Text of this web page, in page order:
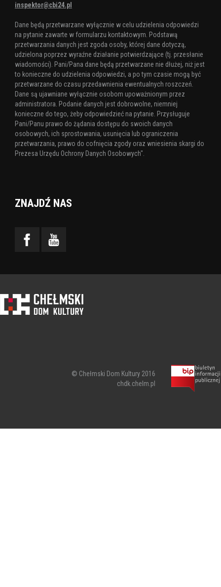
inspektor@cbi24.pl
Dane będą przetwarzane wyłącznie w celu udzielenia odpowiedzi
na pytanie zawarte w formularzu kontaktowym. Podstawą
przetwarzania danych jest zgoda osoby, której dane dotyczą,
udzielona poprzez wyraźne działanie potwierdzające (tj. przesłanie
wiadomości). Pani/Pana dane będą przetwarzane nie dłużej, niż jest
to konieczne do udzielenia odpowiedzi, a po tym czasie mogą być
przetwarzane do czasu przedawnienia ewentualnych roszczeń.
Dane są ujawniane wyłącznie osobom upoważnionym przez
administratora. Podanie danych jest dobrowolne, niemniej
konieczne do tego, żeby odpowiedzieć na pytanie. Przysługuje
Pani/Panu prawo do żądania dostępu do swoich danych
osobowych, ich sprostowania, usunięcia lub ograniczenia
przetwarzania, prawo do cofnięcia zgody oraz wniesienia skargi do
Prezesa Urzędu Ochrony Danych Osobowych".
ZNAJDŹ NAS
© Chełmski Dom Kultury 2016
chdk.chelm.pl